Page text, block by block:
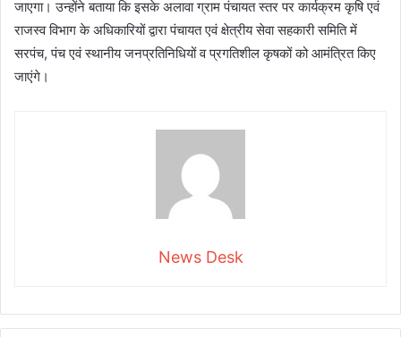
जाएगा। उन्होंने बताया कि इसके अलावा ग्राम पंचायत स्तर पर कार्यक्रम कृषि एवं
राजस्व विभाग के अधिकारियों द्वारा पंचायत एवं क्षेत्रीय सेवा सहकारी समिति में
सरपंच, पंच एवं स्थानीय जनप्रतिनिधियों व प्रगतिशील कृषकों को आमंत्रित किए
जाएंगे।
News Desk